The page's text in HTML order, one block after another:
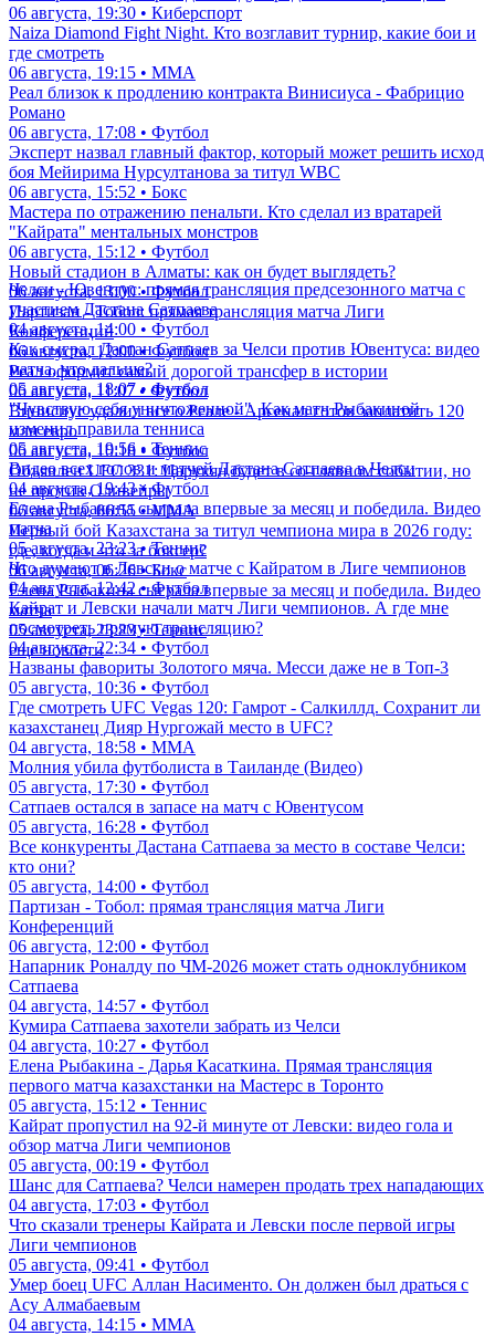
06 августа, 19:30 • Киберспорт
Naiza Diamond Fight Night. Кто возглавит турнир, какие бои и
где смотреть
06 августа, 19:15 • ММА
Реал близок к продлению контракта Винисиуса - Фабрицио
Романо
06 августа, 17:08 • Футбол
Эксперт назвал главный фактор, который может решить исход
боя Мейирима Нурсултанова за титул WBC
06 августа, 15:52 • Бокс
Мастера по отражению пенальти. Кто сделал из вратарей
"Кайрата" ментальных монстров
06 августа, 15:12 • Футбол
Новый стадион в Алматы: как он будет выглядеть?
06 августа, 13:00 • Футбол
Партизан - Тобол: прямая трансляция матча Лиги
Конференций
06 августа, 12:00 • Футбол
Реал оформит самый дорогой трансфер в истории
06 августа, 11:07 • Футбол
Винисиус удалил все о Реале - Арсенал готов заплатить 120
млн евро
06 августа, 10:18 • Футбол
Объявлен UFC 331: Царукян будет в со-главном событии, но
не против Оливейры
06 августа, 06:55 • ММА
Первый бой Казахстана за титул чемпиона мира в 2026 году:
где, когда и что за боксер?
06 августа, 06:26 • Бокс
Елена Рыбакина сыграла впервые за месяц и победила. Видео
матча
05 августа, 23:23 • Теннис
еще новости
Челси - Ювентус: прямая трансляция предсезонного матча с
участием Дастана Сатпаева
04 августа, 14:00 • Футбол
Как сыграл Дастан Сатпаев за Челси против Ювентуса: видео
матча, что дальше?
05 августа, 18:07 • Футбол
"Чувствую себя уничтоженной". Как матч Рыбакиной
изменил правила тенниса
05 августа, 19:56 • Теннис
Видео всех голов и матчей Дастана Сатпаева в Челси
04 августа, 19:43 • Футбол
Елена Рыбакина сыграла впервые за месяц и победила. Видео
матча
05 августа, 23:23 • Теннис
Что думают в Левски о матче с Кайратом в Лиге чемпионов
04 августа, 12:42 • Футбол
Кайрат и Левски начали матч Лиги чемпионов. А где мне
посмотреть прямую трансляцию?
04 августа, 22:34 • Футбол
Названы фавориты Золотого мяча. Месси даже не в Топ-3
05 августа, 10:36 • Футбол
Где смотреть UFC Vegas 120: Гамрот - Салкиллд. Сохранит ли
казахстанец Дияр Нургожай место в UFC?
04 августа, 18:58 • ММА
Молния убила футболиста в Таиланде (Видео)
05 августа, 17:30 • Футбол
Сатпаев остался в запасе на матч с Ювентусом
05 августа, 16:28 • Футбол
Все конкуренты Дастана Сатпаева за место в составе Челси:
кто они?
05 августа, 14:00 • Футбол
Партизан - Тобол: прямая трансляция матча Лиги
Конференций
06 августа, 12:00 • Футбол
Напарник Роналду по ЧМ-2026 может стать одноклубником
Сатпаева
04 августа, 14:57 • Футбол
Кумира Сатпаева захотели забрать из Челси
04 августа, 10:27 • Футбол
Елена Рыбакина - Дарья Касаткина. Прямая трансляция
первого матча казахстанки на Мастерс в Торонто
05 августа, 15:12 • Теннис
Кайрат пропустил на 92-й минуте от Левски: видео гола и
обзор матча Лиги чемпионов
05 августа, 00:19 • Футбол
Шанс для Сатпаева? Челси намерен продать трех нападающих
04 августа, 17:03 • Футбол
Что сказали тренеры Кайрата и Левски после первой игры
Лиги чемпионов
05 августа, 09:41 • Футбол
Умер боец UFC Аллан Насименто. Он должен был драться с
Асу Алмабаевым
04 августа, 14:15 • ММА